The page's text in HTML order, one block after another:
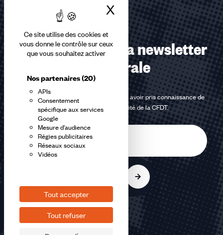
Ce site utilise des cookies et
vous donne le contrôle sur ceux
que vous souhaitez activer
Nos partenaires(20)
APIs
Consentement
spécifique aux services
Google
Mesure d'audience
Régies publicitaires
Réseaux sociaux
Vidéos
Tout accepter
Tout refuser
X Masquer le
Abonnez-vous à la newsletter
confédérale
En m'inscrivant à la newsletter, j'affirme avoir pris connaissance de
lapolitique de confidentialité de la CFDT.